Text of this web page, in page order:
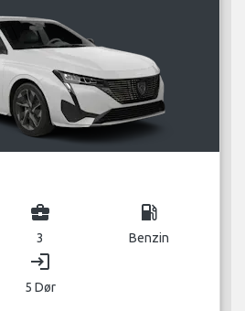
business_center
3
local_gas_station
Benzin
login
5 Dør